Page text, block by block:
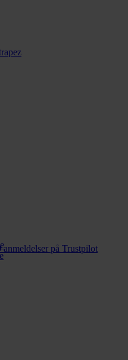
anmeldelser på Trustpilot